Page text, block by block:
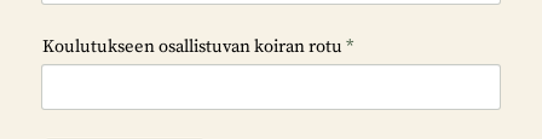
Koulutukseen osallistuvan koiran rotu *